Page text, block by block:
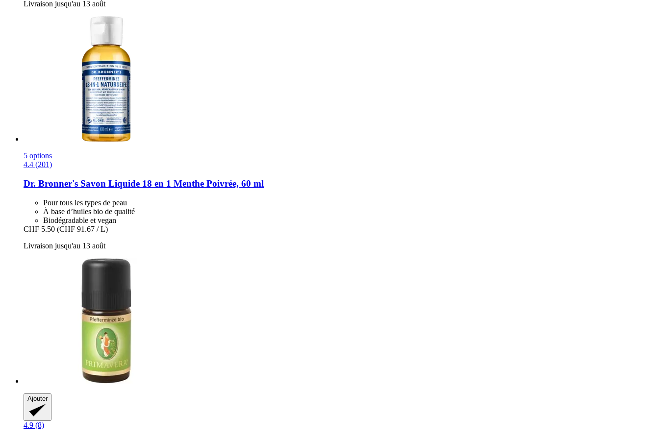
Livraison jusqu'au 13 août
5 options
4.4 (201)
Dr. Bronner's Savon Liquide 18 en 1 Menthe Poivrée, 60 ml
Pour tous les types de peau
À base d’huiles bio de qualité
Biodégradable et vegan
CHF 5.50 (CHF 91.67 / L)
Livraison jusqu'au 13 août
Ajouter
4.9 (8)